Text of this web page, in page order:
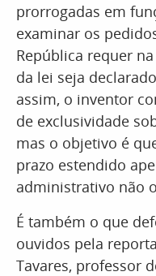
prorrogadas em
examinar os
República requer
da lei seja
assim, o inventor
de exclusividade
mas o objetivo é
prazo estendido
administrativo não
É também o que
ouvidos pela
Tavares, professor